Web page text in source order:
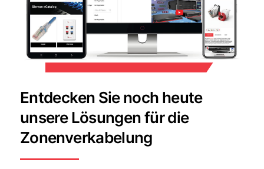
Entdecken Sie noch heute
unsere Lösungen für die
Zonenverkabelung